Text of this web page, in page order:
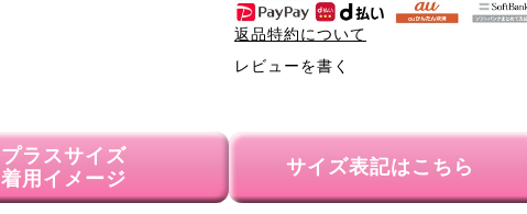
返品特約について
レビューを書く
プラスサイズ
着用イメージ
サイズ表記はこちら